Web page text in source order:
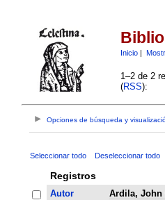
Inicio|
1–2 de 2
(RSS):
Opciones de búsqueda y
Seleccionar todo Deseleccionar todo
Registros
Autor
Ardila, John